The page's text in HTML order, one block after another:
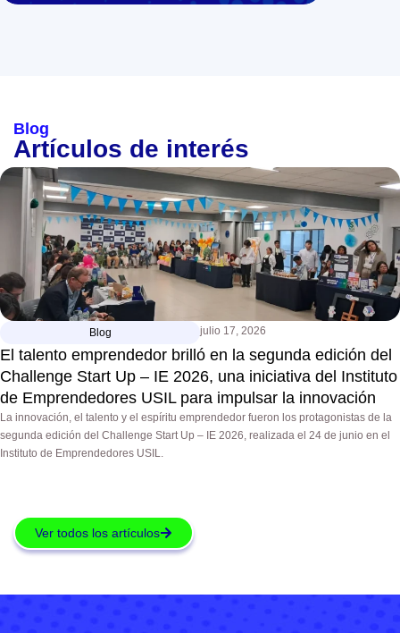
Blog
Artículos de interés
Blog julio 17, 2026
El talento emprendedor brilló en la segunda edición del
Challenge Start Up – IE 2026, una iniciativa del Instituto
de Emprendedores USIL para impulsar la innovación
La innovación, el talento y el espíritu emprendedor fueron los protagonistas de la
segunda edición del Challenge Start Up – IE 2026, realizada el 24 de junio en el
Instituto de Emprendedores USIL.
Ver todos los artículos